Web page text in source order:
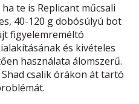
te is Replicant műcsali
40-120 g dobósúlyú bot
figyelemreméltó
és kivételes
használata álomszerű.
csalik órákon át tartó